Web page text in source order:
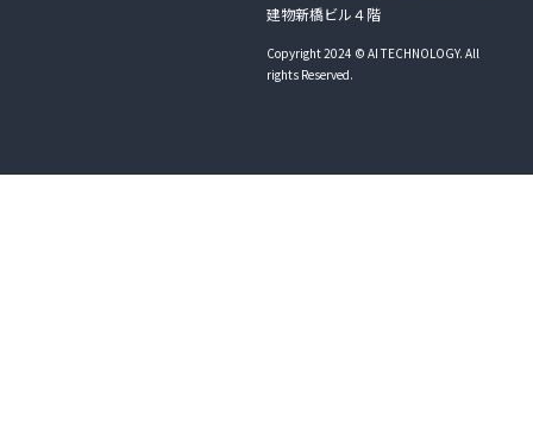
建物新橋ビル４階
Copyright 2024 © AI TECHNOLOGY. All
rights Reserved.